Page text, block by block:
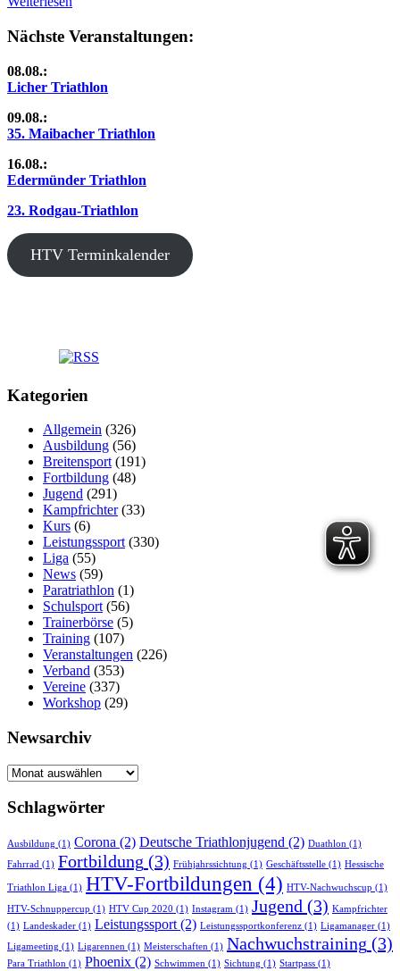
Nächste Veranstaltungen:
08.08.:
Licher Triathlon
09.08.:
35. Maibacher Triathlon
16.08.:
Edermünder Triathlon
23. Rodgau-Triathlon
HTV Terminkalender
Kategorien
Allgemein (326)
Ausbildung (56)
Breitensport (191)
Fortbildung (48)
Jugend (291)
Kampfrichter(33)
Kurs (6)
Leistungssport (330)
Liga (55)
News (59)
Paratriathlon (1)
Schulsport (56)
Trainerbörse (5)
Training (107)
Veranstaltungen (226)
Verband (353)
Vereine (337)
Workshop (29)
Newsarchiv
Newsarchiv
Schlagwörter
Ausbildung (1) Corona (2) Deutsche Triathlonjugend (2) Duathlon (1)
Fahrrad (1) Fortbildung (3) Frühjahrssichtung (1) Geschäftsstelle (1) Hessische
Triathlon Liga (1) HTV-Fortbildungen (4) HTV-Nachwuchscup (1)
HTV-Schnuppercup (1) HTV Cup 2020 (1) Instagram (1) Jugend (3) Kampfrichter
(1) Landeskader (1) Leistungssport(2) Leistungssportkonferenz (1) Ligamanager (1)
Ligameeting (1) Ligarennen (1) Meisterschaften (1) Nachwuchstraining (3)
Para Triathlon (1) Phoenix (2) Schwimmen (1) Sichtung (1) Startpass (1)